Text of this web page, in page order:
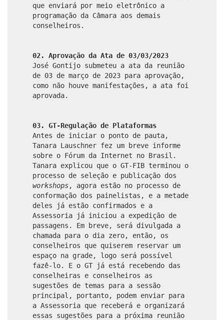
que enviará por meio eletrônico a
programação da Câmara aos demais
conselheiros.
02. Aprovação da Ata de 03/03/2023
José Gontijo submeteu a ata da reunião
de 03 de março de 2023 para aprovação,
como não houve manifestações, a ata foi
aprovada.
03. GT-Regulação de Plataformas
Antes de iniciar o ponto de pauta,
Tanara Lauschner fez um breve informe
sobre o Fórum da Internet no Brasil.
Tanara explicou que o GT-FIB terminou o
processo de seleção e publicação dos
workshops, agora estão no processo de
conformação dos painelistas, e a metade
deles já estão confirmados e a
Assessoria já iniciou a expedição de
passagens. Em breve, será divulgada a
chamada para o dia zero, então, os
conselheiros que quiserem reservar um
espaço na grade, logo será possível
fazê-lo. E o GT já está recebendo das
conselheiras e conselheiros as
sugestões de temas para a sessão
principal, portanto, podem enviar para
a Assessoria que receberá e organizará
essas sugestões para a próxima reunião